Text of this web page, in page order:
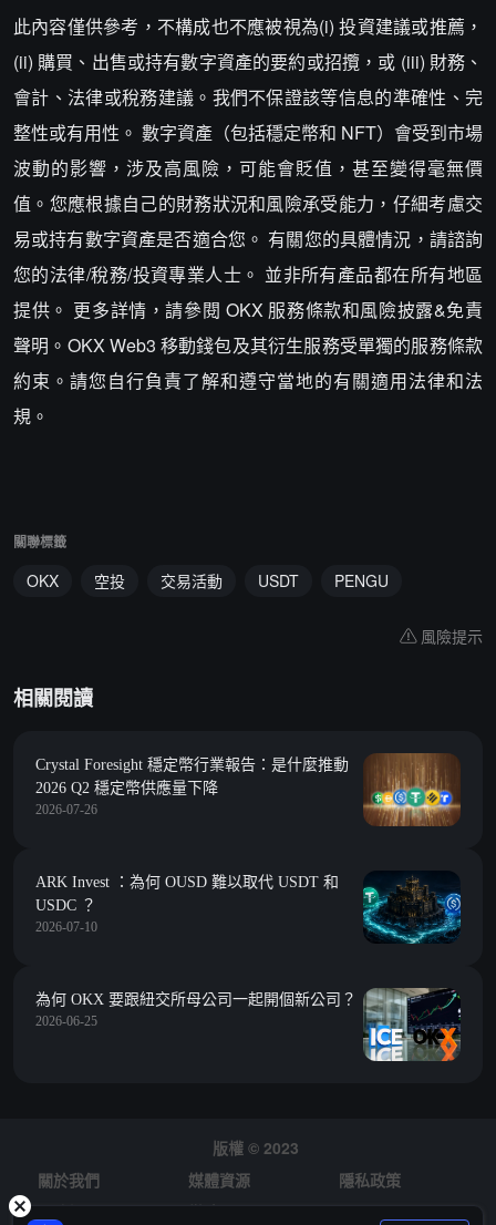
此內容僅供參考，不構成也不應被視為(i) 投資建議或推薦，
(ii) 購買、出售或持有數字資產的要約或招攬，或 (iii) 財務、
會計、法律或稅務建議。我們不保證該等信息的準確性、完
整性或有用性。 數字資產（包括穩定幣和 NFT）會受到市場
波動的影響，涉及高風險，可能會貶值，甚至變得毫無價
值。您應根據自己的財務狀況和風險承受能力，仔細考慮交
易或持有數字資產是否適合您。 有關您的具體情況，請諮詢
您的法律/稅務/投資專業人士。 並非所有產品都在所有地區
提供。 更多詳情，請參閱 OKX 服務條款和風險披露&免責
聲明。OKX Web3 移動錢包及其衍生服務受單獨的服務條款
約束。請您自行負責了解和遵守當地的有關適用法律和法
規。
關聯標籤
OKX 空投 交易活動 USDT PENGU
風險提示
相關閱讀
Crystal Foresight 穩定幣行業報告：是什麼推動
2026 Q2 穩定幣供應量下降
2026-07-26
ARK Invest ：為何 OUSD 難以取代 USDT 和
USDC ？
2026-07-10
為何 OKX 要跟紐交所母公司一起開個新公司？
2026-06-25
版權 © 2023
關於我們
媒體資源
隱私政策
風險提示
徵才